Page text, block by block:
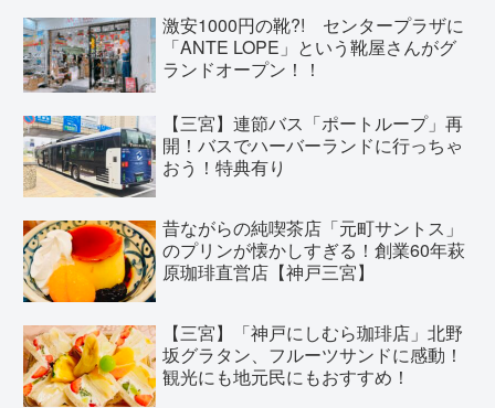
激安1000円の靴?! センタープラザに
「ANTE LOPE」という靴屋さんがグ
ランドオープン！！
【三宮】連節バス「ポートループ」再
開！バスでハーバーランドに行っちゃ
おう！特典有り
昔ながらの純喫茶店「元町サントス」
のプリンが懐かしすぎる！創業60年萩
原珈琲直営店【神戸三宮】
【三宮】「神戸にしむら珈琲店」北野
坂グラタン、フルーツサンドに感動！
観光にも地元民にもおすすめ！